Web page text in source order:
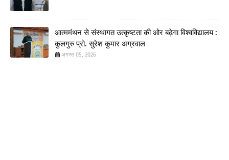
आत्ममंथन से संस्थागत उत्कृष्टता की ओर बढ़ेगा विश्वविद्यालय :
कुलगुरु प्रो. सुरेश कुमार अग्रवाल
अगस्त 05, 2026